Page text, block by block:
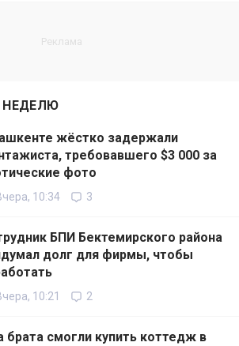
НЕДЕЛЮ
жёстко задержали
требовавшего $3 000 за
фото
10:34 3
БПИ Бектемирского района
долг для фирмы, чтобы
10:21 2
брата смогли купить коттедж в